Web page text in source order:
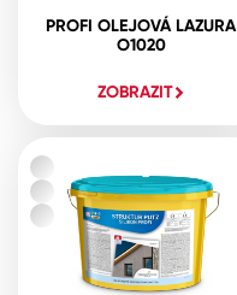
PROFI OLEJOVÁ LAZURA
O1020
ZOBRAZIT